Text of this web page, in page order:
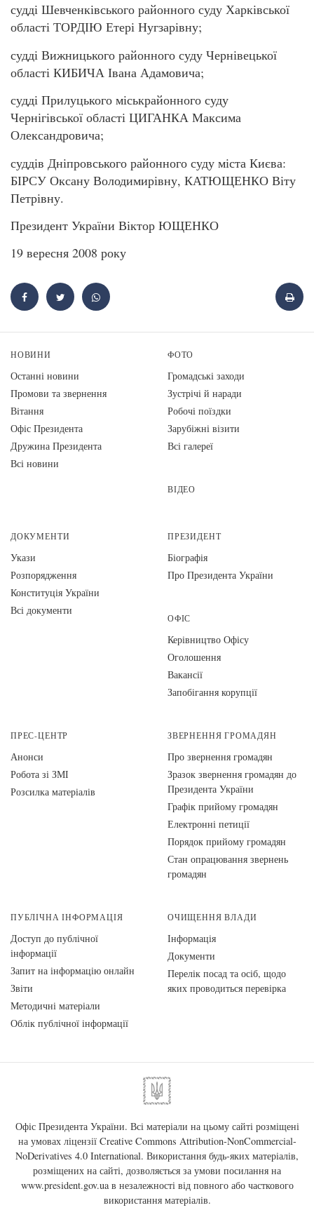
судді Шевченківського районного суду Харківської
області ТОРДІЮ Етері Нугзарівну;
судді Вижницького районного суду Чернівецької
області КИБИЧА Івана Адамовича;
судді Прилуцького міськрайонного суду
Чернігівської області ЦИГАНКА Максима
Олександровича;
суддів Дніпровського районного суду міста Києва:
БІРСУ Оксану Володимирівну, КАТЮЩЕНКО Віту
Петрівну.
Президент України Віктор ЮЩЕНКО
19 вересня 2008 року
НОВИНИ
Останні новини
Промови та звернення
Вiтання
Офіс Президента
Дружина Президента
Всі новини
ФОТО
Громадські заходи
Зустрічі й наради
Робочі поїздки
Зарубіжні візити
Всі галереї
ВІДЕО
ДОКУМЕНТИ
Укази
Розпорядження
Конституція України
Всі документи
ПРЕЗИДЕНТ
Біографія
Про Президента України
ОФІС
Керівництво Офісу
Оголошення
Вакансії
Запобігання корупції
ПРЕС-ЦЕНТР
Анонси
Робота зі ЗМІ
Розсилка матеріалів
ЗВЕРНЕННЯ ГРОМАДЯН
Про звернення громадян
Зразок звернення громадян до
Президента України
Графік прийому громадян
Електронні петиції
Порядок прийому громадян
Стан опрацювання звернень
громадян
ПУБЛІЧНА ІНФОРМАЦІЯ
Доступ до публічної
інформації
Запит на інформацію онлайн
Звіти
Методичні матеріали
Облік публічної інформації
ОЧИЩЕННЯ ВЛАДИ
Інформація
Документи
Перелік посад та осіб, щодо
яких проводиться перевірка
Офіс Президента України. Всі матеріали на цьому сайті розміщені
на умовах ліцензії Creative Commons Attribution-NonCommercial-
NoDerivatives 4.0 International. Використання будь-яких матеріалів,
розміщених на сайті, дозволяється за умови посилання на
www.president.gov.uaв незалежності від повного або часткового
використання матеріалів.